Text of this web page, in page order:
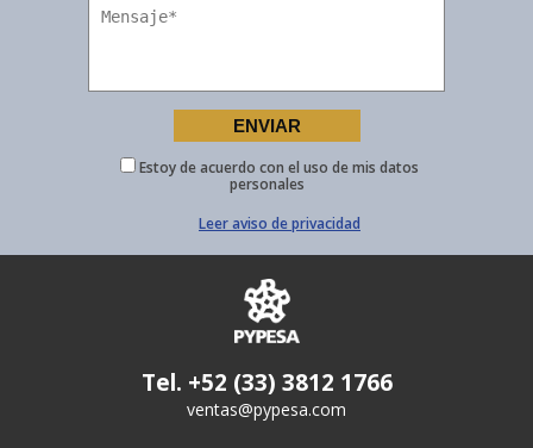
Estoy de acuerdo con el uso de mis datos
personales
Leer aviso de privacidad
Tel. +52 (33) 3812 1766
ventas@pypesa.com